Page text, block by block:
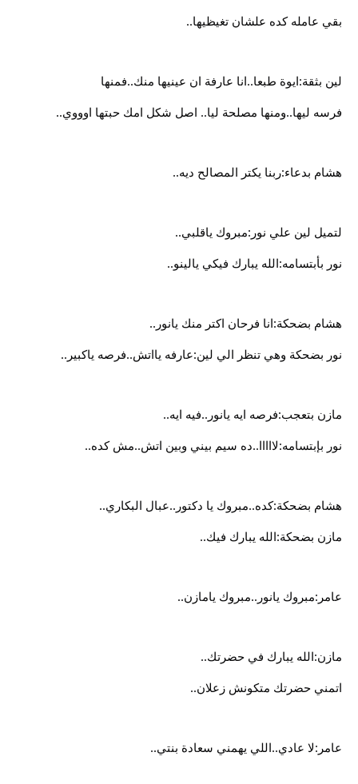
بقي عامله كده علشان تغيظيها..
لين بثقة:ايوة طبعا..انا عارفة ان عينيها منك..فمنها
فرسه ليها..ومنها مصلحة ليا.. اصل شكل امك حبتها اوووي..
هشام بدعاء:ربنا يكتر المصالح ديه..
لتميل لين علي نور:مبروك ياقلبي..
نور بأبتسامه:الله يبارك فيكي يالينو..
هشام بضحكة:انا فرحان اكتر منك يانور..
نور بضحكة وهي تنظر الي لين:عارفه يااتش..فرصه ياكبير..
مازن بتعجب:فرصه ايه يانور..فيه ايه..
نور بإبتسامه:لااااا..ده سيم بيني وبين اتش..مش كده..
هشام بضحكة:كده..مبروك يا دكتور..عبال البكاري..
مازن بضحكة:الله يبارك فيك..
عامر:مبروك يانور..مبروك يامازن..
مازن:الله يبارك في حضرتك..
اتمني حضرتك متكونش زعلان..
عامر:لا عادي..اللي يهمني سعادة بنتي..